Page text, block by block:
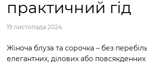
практичний гід
19 листопада 2024
Жіноча блуза та сорочка – без
елегантних, ділових або